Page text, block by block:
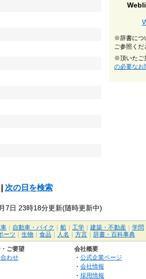
次の日を検索
7日 23時18分更新(随時更新中)
※辞書につ
ご参照くだ
※頂いたご
の必要なお
自動車・バイク 船 工学 建築・不動産
学問
ーツ 生物 食品 人名 方言 辞書・百科事典
ご要望
わせ
会社概要
・ 公式企業ページ
・ 会社情報
・ 採用情報